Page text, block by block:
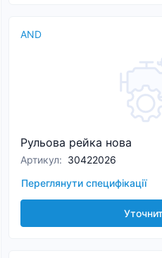
AND
Рульова рейка нова
Артикул: 30422026
Переглянути специфікації